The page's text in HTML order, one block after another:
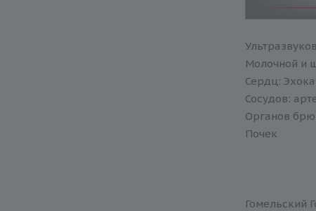
Молочной и
Сердц:
Сосудов:
Органов
Почек
Гомельский